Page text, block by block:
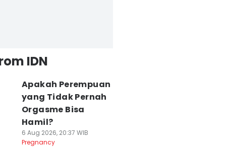
IDN
Apakah Perempuan
yang Tidak Pernah
Orgasme Bisa
Hamil?
6 Aug 2026, 20:37 WIB
Pregnancy